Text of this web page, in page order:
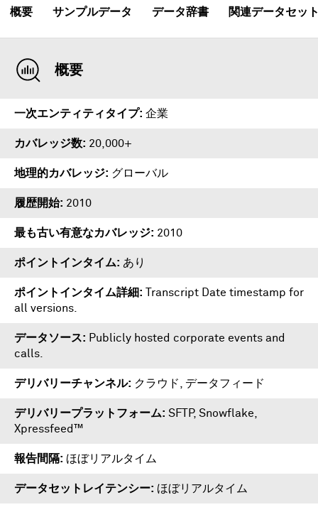
概要 サンプルデータ データ辞書 関連データセッ
概要
一次エンティティタイプ 企業
カバレッジ数 20,000+
地理的カバレッジ グローバル
履歴開始 2010
最も古い有意なカバレッジ 2010
ポイントインタイム あり
ポイントインタイム詳細
Transcript Date timestamp for
all versions.
データソース
Publicly hosted corporate events and
calls.
デリバリーチャンネル クラウド, データフィード
デリバリープラットフォーム SFTP, Snowflake
Xpressfeed™
報告間隔 ほぼリアルタイム
データセットレイテンシー ほぼリアルタイム